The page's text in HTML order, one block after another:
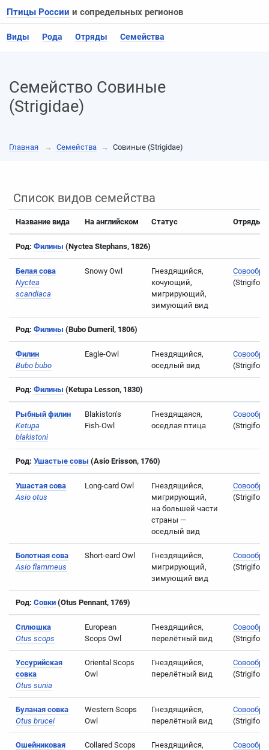
Птицы России и сопредельных регионов
Виды Рода Отряды Семейства
Семейство Совиные
(Strigidae)
Главная → Семейства → Совиные (Strigidae)
Список видов семейства
Название вида На английском Статус Отряды
Род: Филины (Nyctea Stephans, 1826)
Белая сова
Nyctea
scandiaca
Snowy Owl
Гнездящийся,
кочующий,
мигрирующий,
зимующий вид
Род: Филины (Bubo Dumeril, 1806)
Филин
Bubo bubo
Eagle-Owl
Гнездящийся,
оседлый вид
Род: Филины (Ketupa Lesson, 1830)
Рыбный филин
Ketupa
blakistoni
Blakiston’s
Fish-Owl
Гнездящаяся,
оседлая птица
Род: Ушастые совы (Asio Erisson, 1760)
Ушастая сова
Asio otus
Long-card Owl
Гнездящийся,
мигрирующий,
на большей части
страны —
оседлый вид
Болотная сова
Asio flammeus
Short-eard Owl
Гнездящийся,
мигрирующий,
зимующий вид
Род: Совки(Оtus Pennant, 1769)
Сплюшка
Otus scops
European
Scops Owl
Гнездящийся,
перелётный вид
Уссурийская
совка
Otus sunia
Oriental Scops
Owl
Гнездящийся,
перелётный вид
Буланая совка
Otus brucei
Western Scops
Owl
Гнездящийся,
перелётный вид
Ошейниковая
Collared Scops
Гнездящийся,